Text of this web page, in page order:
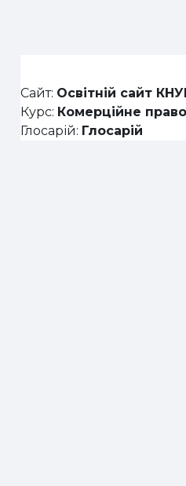
Сайт: Освітній сайт
Курс: Комерційне
Глосарій: Глосарій